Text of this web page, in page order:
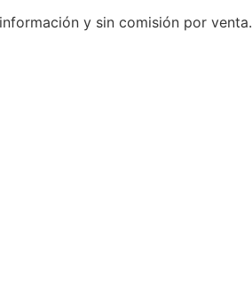
y sin comisión por venta.